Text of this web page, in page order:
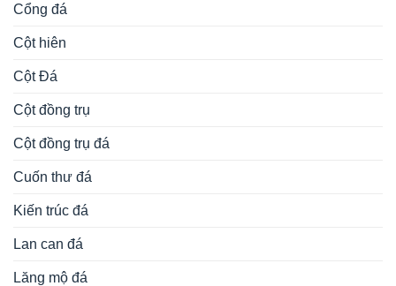
Cổng đá
Cột hiên
Cột Đá
Cột đồng trụ
Cột đồng trụ đá
Cuốn thư đá
Kiến trúc đá
Lan can đá
Lăng mộ đá